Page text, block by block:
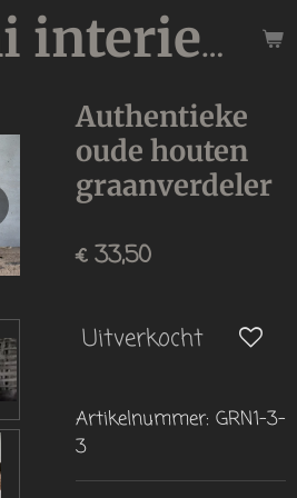
Ilmi interieur
Authentieke
oude houten
graanverdeler
€ 33,50
Uitverkocht
Artikelnummer: GRN1-3-
3